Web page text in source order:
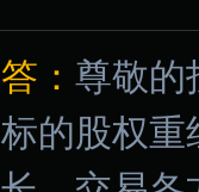
答： 尊敬的
标的股权重